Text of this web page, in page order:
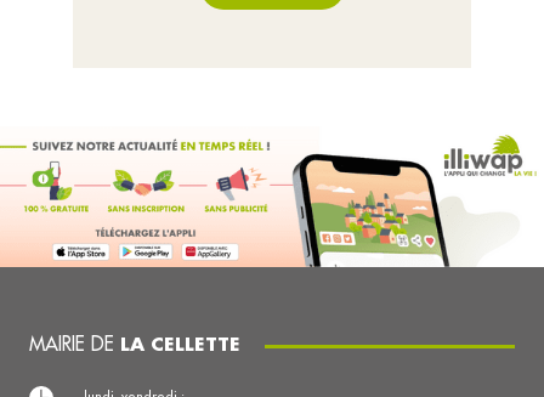
MAIRIE DE LA CELLETTE